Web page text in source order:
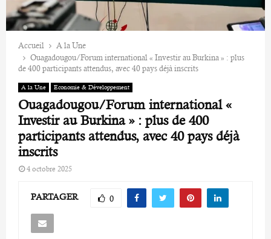
Accueil
A la Une
Ouagadougou/Forum international « Investir au Burkina » : plus
de 400 participants attendus, avec 40 pays déjà inscrits
A la Une Economie & Développement
Ouagadougou/Forum international «
Investir au Burkina » : plus de 400
participants attendus, avec 40 pays déjà
inscrits
4 octobre 2025
PARTAGER 0